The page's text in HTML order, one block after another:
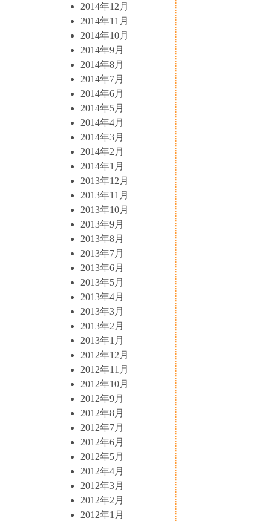
2014年12月
2014年11月
2014年10月
2014年9月
2014年8月
2014年7月
2014年6月
2014年5月
2014年4月
2014年3月
2014年2月
2014年1月
2013年12月
2013年11月
2013年10月
2013年9月
2013年8月
2013年7月
2013年6月
2013年5月
2013年4月
2013年3月
2013年2月
2013年1月
2012年12月
2012年11月
2012年10月
2012年9月
2012年8月
2012年7月
2012年6月
2012年5月
2012年4月
2012年3月
2012年2月
2012年1月